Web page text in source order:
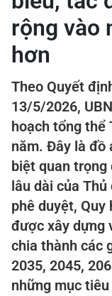
rộng vào
hơn
Theo Quyết
13/5/2026,
hoạch tổng thể
năm. Đây là đồ
biệt quan
lâu dài của
phê duyệt, Quy
được xây dựng
chia thành các
2035, 2045,
những mục